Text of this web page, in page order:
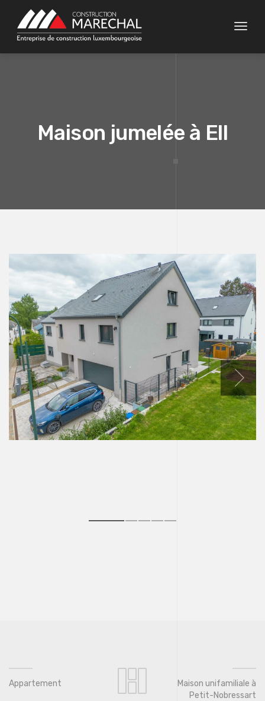
Maison jumelée à Ell
Appartement
Maison unifamiliale à
Petit-Nobressart